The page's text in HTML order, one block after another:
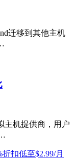
迁移到其他主机
主机提供商，用户